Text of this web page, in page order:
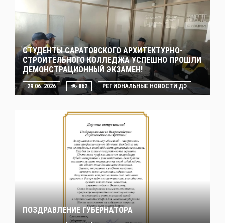
СТУДЕНТЫ САРАТОВСКОГО АРХИТЕКТУРНО-
СТРОИТЕЛЬНОГО КОЛЛЕДЖА УСПЕШНО ПРОШЛИ
ДЕМОНСТРАЦИОННЫЙ ЭКЗАМЕН!
29.06. 2026 862 РЕГИОНАЛЬНЫЕ НОВОСТИ ДЭ
ПОЗДРАВЛЕНИЕ ГУБЕРНАТОРА